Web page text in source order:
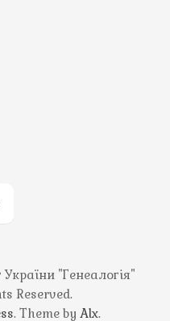
"Генеалогія"
Reserved.
. Theme by Alx.